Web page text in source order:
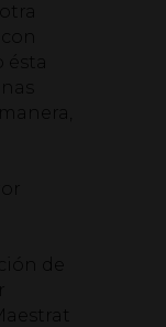
ésta
de